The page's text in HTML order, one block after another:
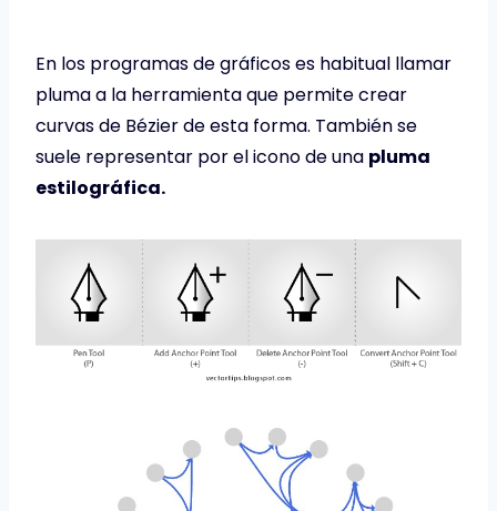
En los programas de gráficos es habitual llamar
pluma a la herramienta que permite crear
curvas de Bézier de esta forma. También se
suele representar por el icono de una pluma
estilográfica.